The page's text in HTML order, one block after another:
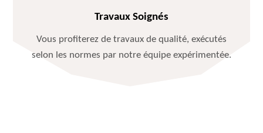
Travaux Soignés
Vous profiterez de travaux de qualité, exécutés
selon les normes par notre équipe expérimentée.